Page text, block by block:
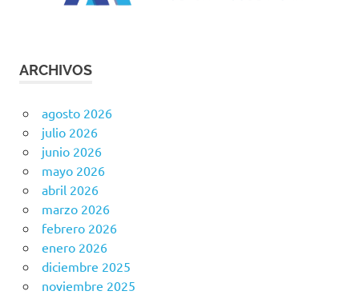
ARCHIVOS
agosto 2026
julio 2026
junio 2026
mayo 2026
abril 2026
marzo 2026
febrero 2026
enero 2026
diciembre 2025
noviembre 2025